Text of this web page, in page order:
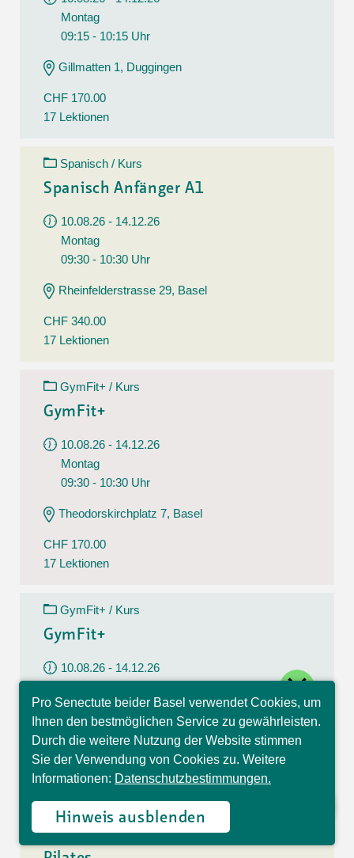
Montag
09:15 - 10:15 Uhr
Gillmatten 1, Duggingen
CHF 170.00
17 Lektionen
Spanisch / Kurs
Spanisch Anfänger A1
10.08.26 - 14.12.26
Montag
09:30 - 10:30 Uhr
Rheinfelderstrasse 29, Basel
CHF 340.00
17 Lektionen
GymFit+ / Kurs
GymFit+
10.08.26 - 14.12.26
Montag
09:30 - 10:30 Uhr
Theodorskirchplatz 7, Basel
CHF 170.00
17 Lektionen
GymFit+ / Kurs
GymFit+
10.08.26 - 14.12.26
09:30 - 10:30 Uhr
Belchenstrasse 15, Basel
CHF 170.00
17 Lektionen
Pilates / Kurs
Pro Senectute beider Basel verwendet Cookies, um
Ihnen den bestmöglichen Service zu gewährleisten.
Durch die weitere Nutzung der Website stimmen
Sie der Verwendung von Cookies zu. Weitere
Informationen: Datenschutzbestimmungen.
Hinweis ausblenden
Hallo, ich bin Sophia und
beantworte gerne Ihre
Fragen.
close